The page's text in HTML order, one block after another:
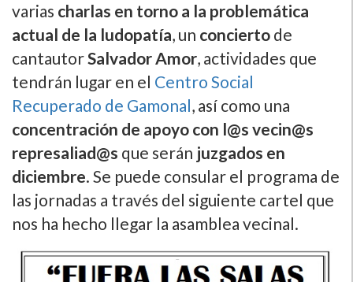
varias charlas en torno a la problemática
actual de la ludopatía, un concierto de
cantautorSalvador Amor, actividades que
tendrán lugar en el Centro Social
Recuperado de Gamonal, así como una
concentración de apoyo con l@s vecin@s
represaliad@s que serán juzgados en
diciembre. Se puede consular el programa de
las jornadas a través del siguiente cartel que
nos ha hecho llegar la asamblea vecinal.